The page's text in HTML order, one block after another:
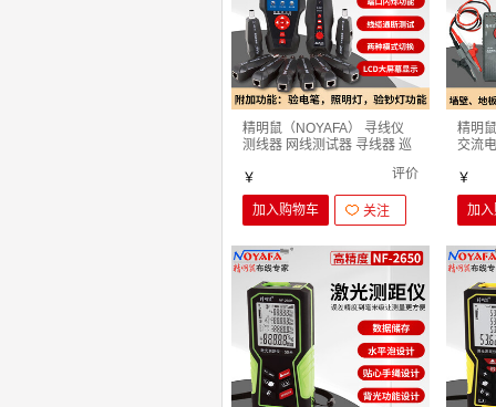
精明鼠（NOYAFA） 寻线仪
测线器 网线测试器 寻线器 巡
8601W 8个远端
￥ 评价
加入购物车 关注
精明
交流
地下
￥
加